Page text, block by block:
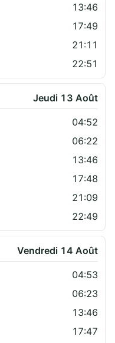
13:46
17:49
21:11
22:51
Jeudi 13 Août
04:52
06:22
13:46
17:48
21:09
22:49
Vendredi 14 Août
04:53
06:23
13:46
17:47